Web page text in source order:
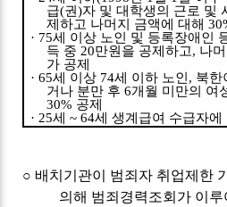
급(권)자 및 대학생의 근로 및
제하고 나머지 금액에 대해
· 75세 이상 노인 및 등록장애인
득 중 20만원을 공제하고, 나
가 공제
· 65세 이상 74세 이하 노인 , 북한
거나 분만 후6개월 미만의 여
30% 공제
· 25세~ 64세 생계급여 수급자
○ 배치기관이 범죄자 취업제한
의해 범죄경력조회가 이